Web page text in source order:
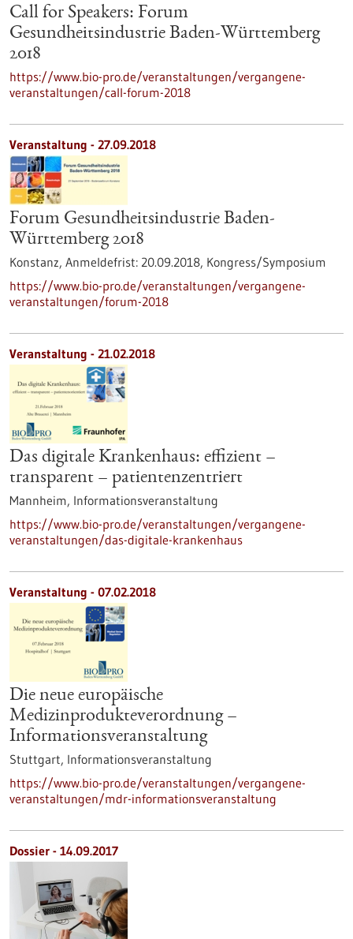
Call for Speakers: Forum
Gesundheitsindustrie Baden-Württemberg
2018
https://www.bio-pro.de/veranstaltungen/vergangene-
veranstaltungen/call-forum-2018
Veranstaltung - 27.09.2018
Forum Gesundheitsindustrie Baden-
Württemberg 2018
Konstanz, Anmeldefrist: 20.09.2018, Kongress/Symposium
https://www.bio-pro.de/veranstaltungen/vergangene-
veranstaltungen/forum-2018
Veranstaltung - 21.02.2018
Das digitale Krankenhaus: effizient –
transparent – patientenzentriert
Mannheim, Informationsveranstaltung
https://www.bio-pro.de/veranstaltungen/vergangene-
veranstaltungen/das-digitale-krankenhaus
Veranstaltung - 07.02.2018
Die neue europäische
Medizinprodukteverordnung –
Informationsveranstaltung
Stuttgart, Informationsveranstaltung
https://www.bio-pro.de/veranstaltungen/vergangene-
veranstaltungen/mdr-informationsveranstaltung
Dossier - 14.09.2017